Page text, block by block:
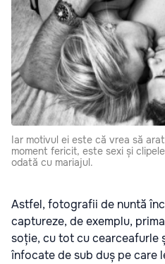
Iar motivul ei este că vrea să
moment fericit, este sexi și
odată cu mariajul.
Astfel, fotografii de nuntă
captureze, de exemplu,
soție, cu tot cu cearceafurle
înfocate de sub duș pe care